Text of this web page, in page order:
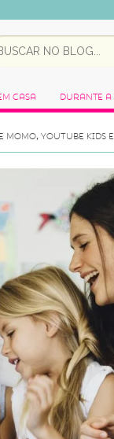
Casa Durante a
MOMO, YOUTUBE KIDS